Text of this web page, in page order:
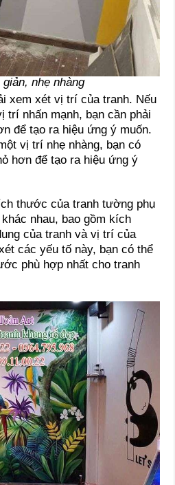
nhẹ nhàng
xem xét vị trí của tranh. Nếu
trí nhấn mạnh, bạn cần phải
để tạo ra hiệu ứng ý muốn.
vị trí nhẹ nhàng, bạn có
hơn để tạo ra hiệu ứng ý
thước của tranh tường phụ
nhau, bao gồm kích
của tranh và vị trí của
các yếu tố này, bạn có thể
phù hợp nhất cho tranh